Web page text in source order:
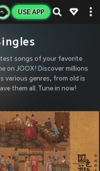
USE APP
songs of your favorite
on JOOX! Discover millions
various genres, from old is
them all. Tune in now!